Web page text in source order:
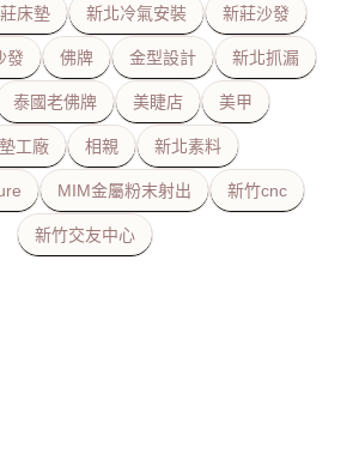
床墊 新北冷氣安裝 新莊沙發
發 佛牌 金型設計 新北抓漏
泰國老佛牌 美睫店 美甲
工廠 相親 新北素料
MIM金屬粉末射出 新竹cnc
新竹交友中心